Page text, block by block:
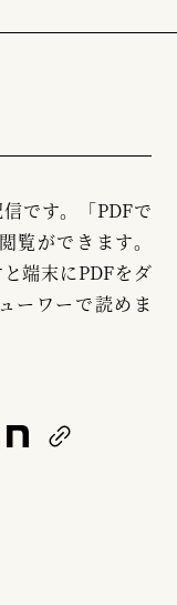
です。「PDFで
覧ができます。
端末にPDFをダ
ーワーで読めま